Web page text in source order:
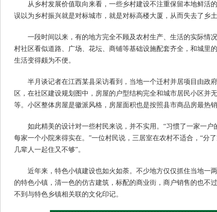
从乡村发展价值取向来看，一些乡村建设不注重保留本地鲜活
误以为乡村振兴就是对标城市，就是对标高楼大厦，从而失去了乡
一段时间以来，有的地方完全不顾及农村生产、生活的实际情
村社区看似道路、广场、花坛、商铺等基础设施配套齐全，和城里
生活变得颇为不便。
半月谈记者在江西某县采访看到，当地一个迁村并居项目由政
区，在社区建设规划图中，房屋的户型结构完全和城市居民小区并
等。小区整体房屋是徽派风格，房屋面积也是按照县市商品房最热
如此精美的设计对一些村民来说，并不实用。“习惯了一家一
每家一个小院来得实在。”一位村民说，三居室在农村不适合，“分
几辈人一起住又不够”。
近年来，特色小镇建设也如火如荼。不少地方仅仅抓住当地一
的特色小镇，清一色的仿古建筑，标配的商业街，商户销售的也不
不到与特色乡镇相关联的文化印记。